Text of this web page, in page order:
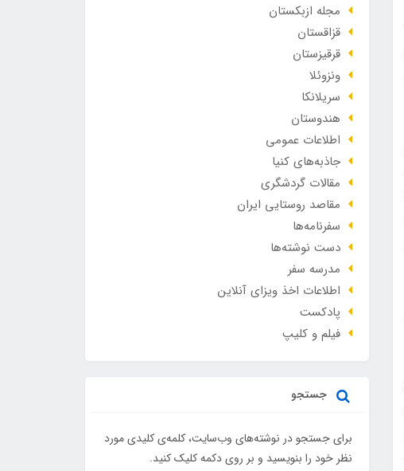
مجله ازبکستان
قزاقستان
قرقیزستان
ونزوئلا
سریلانکا
هندوستان
اطلاعات عمومی
جاذبه‌های کنیا
مقالات گردشگری
مقاصد روستایی ایران
سفرنامه‌ها
دست نوشته‌ها
مدرسه سفر
اطلاعات اخذ ویزای آنلاین
پادکست
فیلم و کلیپ
جستجو
برای جستجو در نوشته‌های وب‌سایت، کلمه‌ی کلیدی مورد
نظر خود را بنویسید و بر روی دکمه کلیک کنید.